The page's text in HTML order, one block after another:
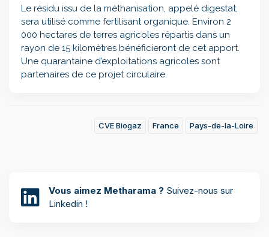
Le résidu issu de la méthanisation, appelé digestat,
sera utilisé comme fertilisant organique. Environ 2
000 hectares de terres agricoles répartis dans un
rayon de 15 kilomètres bénéficieront de cet apport.
Une quarantaine d’exploitations agricoles sont
partenaires de ce projet circulaire.
CVE Biogaz France Pays-de-la-Loire
Vous aimez Metharama ? Suivez-nous sur
Linkedin !